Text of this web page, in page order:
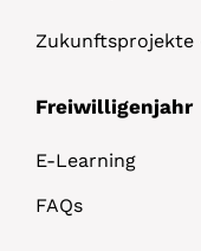
Zukunftsprojekte
Freiwilligenjahr
E-Learning
FAQs